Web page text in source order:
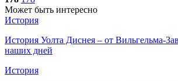
Может быть интересно
История
История Уолта Диснея – от Вильгельма-
наших дней
История